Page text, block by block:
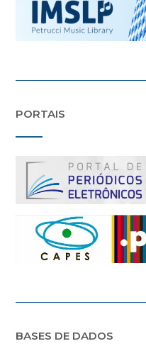
PORTAIS
BASES DE DADOS